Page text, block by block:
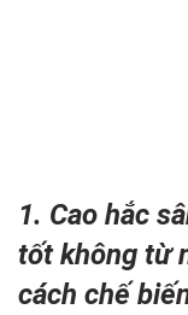
1. Cao hắc
tốt không từ
cách chế